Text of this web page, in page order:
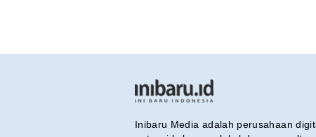
Inibaru Media adalah perusahaan